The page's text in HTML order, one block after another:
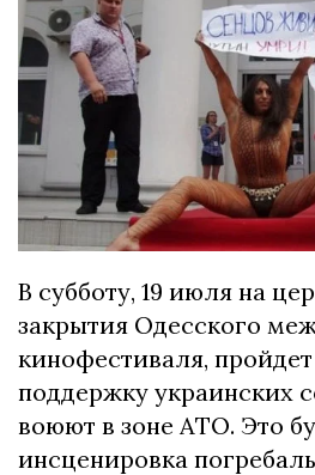
В субботу, 19 июля на
закрытия Одесского
кинофестиваля,
поддержку украинских
воюют в зоне АТО. Это
инсценировка